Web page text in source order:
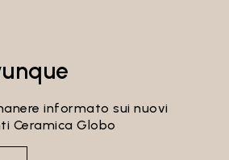
informato sui nuovi
Ceramica Globo